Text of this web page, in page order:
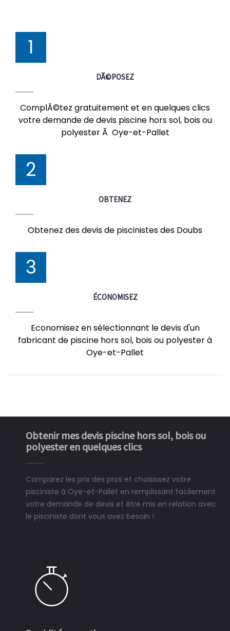
1
DÃ©POSEZ
ComplÃ©tez gratuitement et en quelques clics
votre demande de devis piscine hors sol, bois ou
polyester Ã Oye-et-Pallet
2
OBTENEZ
Obtenez des devis de piscinistes des Doubs
3
ÉCONOMISEZ
Economisez en sélectionnant le devis d'un
fabricant de piscine hors sol, bois ou polyester à
Oye-et-Pallet
Obtenir mes devis piscine hors sol, bois ou
polyester en quelques clics
Comparez les prix des pros et choisissez votre
pisciniste à Oye-et-Pallet en remplissant facilement
votre demande de devis et être mis en relation avec
le pisciniste dont vous avez besoin !